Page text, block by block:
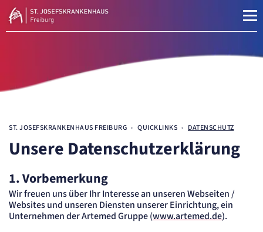
Navigationspfad
ST. JOSEFSKRANKENHAUS FREIBURG QUICKLINKS DATENSCHUTZ
Unsere Datenschutzerklärung
1. Vorbemerkung
Wir freuen uns über Ihr Interesse an unseren Webseiten /
Websites und unseren Diensten unserer Einrichtung, ein
Unternehmen der Artemed Gruppe (www.artemed.de).